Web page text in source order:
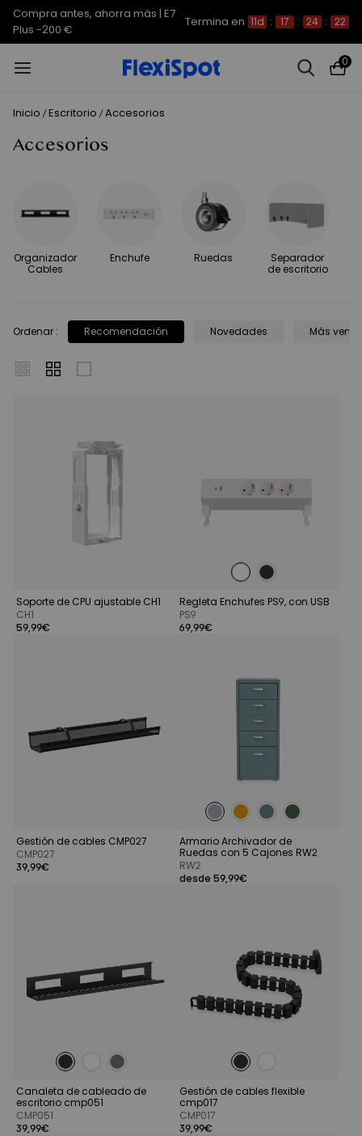
Compra antes, ahorra más | E7
Plus -200 €
Termina en 11d : 17 : 24 : 22
0
Inicio /Escritorio /Accesorios
Accesorios
Organizador
Cables
Enchufe Ruedas
Separador
de escritorio
Ordenar : Recomendación Novedades Más
Soporte de CPU ajustable CH1
CH1
59,99€
Regleta Enchufes PS9, con USB
PS9
69,99€
Gestión de cables CMP027
CMP027
39,99€
Armario Archivador de
Ruedas con 5 Cajones RW2
RW2
desde 59,99€
Canaleta de cableado de
escritorio cmp051
CMP051
39,99€
Gestión de cables flexible
cmp017
CMP017
39,99€